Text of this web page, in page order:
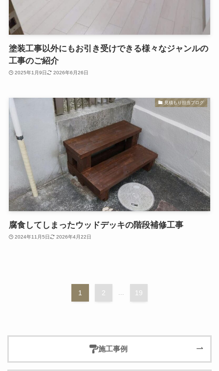
塗装工事以外にもお引き受けできる様々なジャンルの
工事のご紹介
2025年1月9日 2026年6月26日
見積もり担当ブログ
腐食してしまったウッドデッキの階段補修工事
2024年11月5日 2026年4月22日
1 2 19
施工事例